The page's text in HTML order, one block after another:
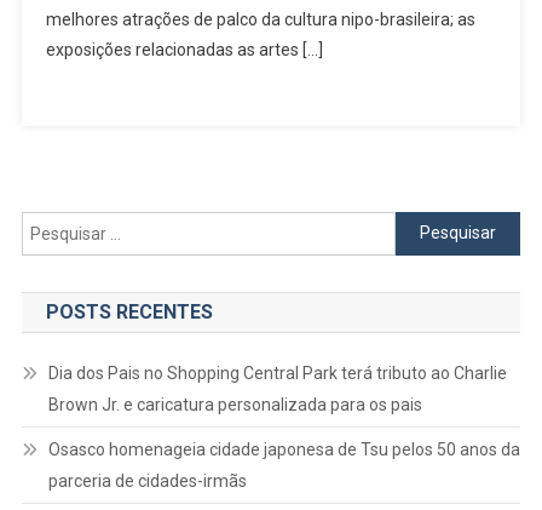
Será
Nos
Osasco
melhores atrações de palco da cultura nipo-brasileira; as
exposições relacionadas as artes […]
Pesquisar
por:
POSTS RECENTES
Dia dos Pais no Shopping Central Park terá tributo ao Charlie
Brown Jr. e caricatura personalizada para os pais
Osasco homenageia cidade japonesa de Tsu pelos 50 anos da
parceria de cidades-irmãs